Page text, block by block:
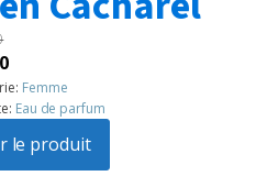
Le
prix
actuel
est :
Femme
Eau de parfum
le produit